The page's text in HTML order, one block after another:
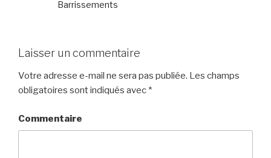
Barrissements
Laisser un commentaire
Votre adresse e-mail ne sera pas publiée. Les champs
obligatoires sont indiqués avec *
Commentaire